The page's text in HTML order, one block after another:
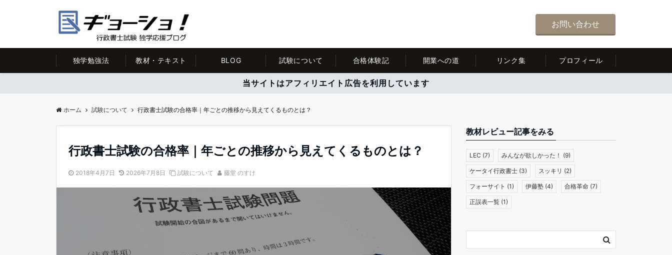
お問い合わせ
独学勉強法 教材・テキスト BLOG 試験について 合格体験記 開業への道 リンク集 プロフィール
当サイトはアフィリエイト広告を利用しています
ホーム 試験について 行政書士試験の合格率｜年ごとの推移から見えてくるものとは？
行政書士試験の合格率｜年ごとの推移から見えてくるものとは？
2018年4月7日 2026年7月8日 試験について 藤堂 のすけ
教材レビュー記事をみる
LEC (7) みんなが欲しかった！ (9)
ケータイ行政書士 (3) スッキリ (2)
フォーサイト (1) 伊藤塾 (4) 合格革命 (7)
正誤表一覧 (1)